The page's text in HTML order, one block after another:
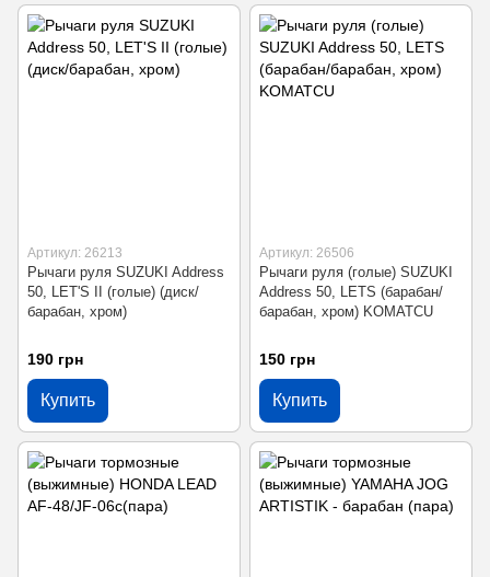
Артикул: 26213
Рычаги руля SUZUKI Address
50, LET'S II (голые) (диск/
барабан, хром)
190 грн
Купить
Артикул: 26506
Рычаги руля (голые) SUZUKI
Address 50, LETS (барабан/
барабан, хром) KOMATCU
150 грн
Купить